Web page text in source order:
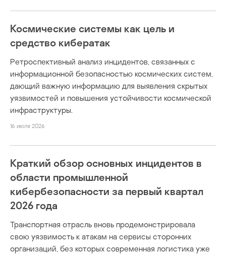
Космические системы как цель и
средство кибератак
Ретроспективный анализ инцидентов, связанных с
информационной безопасностью космических систем,
дающий важную информацию для выявления скрытых
уязвимостей и повышения устойчивости космической
инфраструктуры.
16 июля 2026
Краткий обзор основных инцидентов в
области промышленной
кибербезопасности за первый квартал
2026 года
Транспортная отрасль вновь продемонстрировала
свою уязвимость к атакам на сервисы сторонних
организаций, без которых современная логистика уже